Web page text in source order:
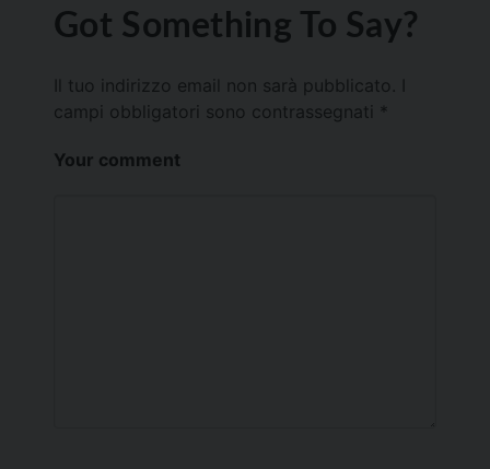
Got Something To Say?
Il tuo indirizzo email non sarà pubblicato.
campi obbligatori sono contrassegnati *
Your comment